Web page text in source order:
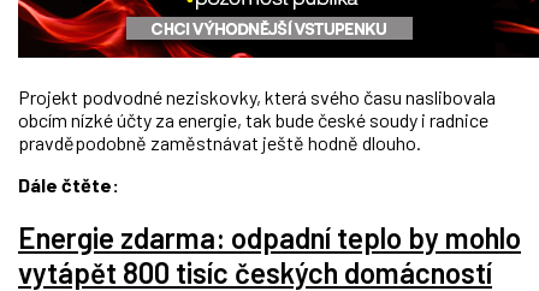
Projekt podvodné neziskovky, která svého času naslibovala
obcím nízké účty za energie, tak bude české soudy i radnice
pravděpodobně zaměstnávat ještě hodně dlouho.
Dále čtěte:
Energie zdarma: odpadní teplo by mohlo
vytápět 800 tisíc českých domácností